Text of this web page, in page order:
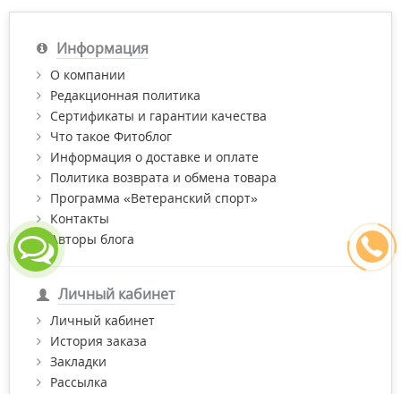
Информация
О компании
Редакционная политика
Сертификаты и гарантии качества
Что такое Фитоблог
Информация о доставке и оплате
Политика возврата и обмена товара
Программа «Ветеранский спорт»
Контакты
Авторы блога
Личный кабинет
Личный кабинет
История заказа
Закладки
Рассылка